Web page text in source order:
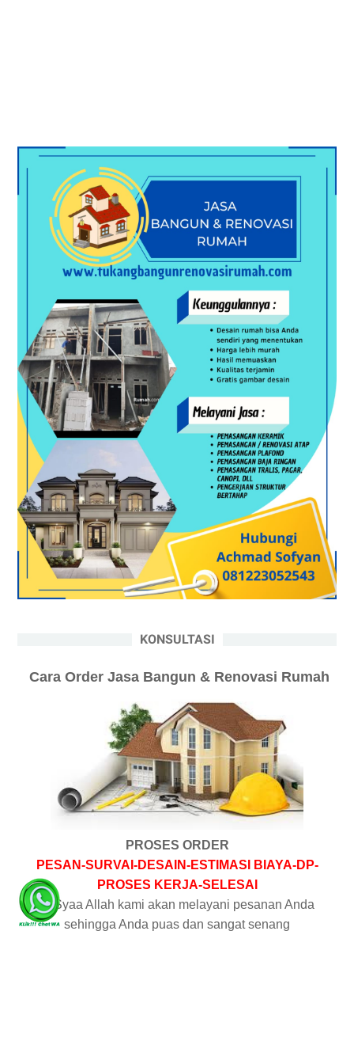
KONSULTASI
Cara Order Jasa Bangun & Renovasi Rumah
PROSES ORDER
PESAN-SURVAI-DESAIN-ESTIMASI BIAYA-DP-
PROSES KERJA-SELESAI
In Syaa Allah kami akan melayani pesanan Anda
sehingga Anda puas dan sangat senang